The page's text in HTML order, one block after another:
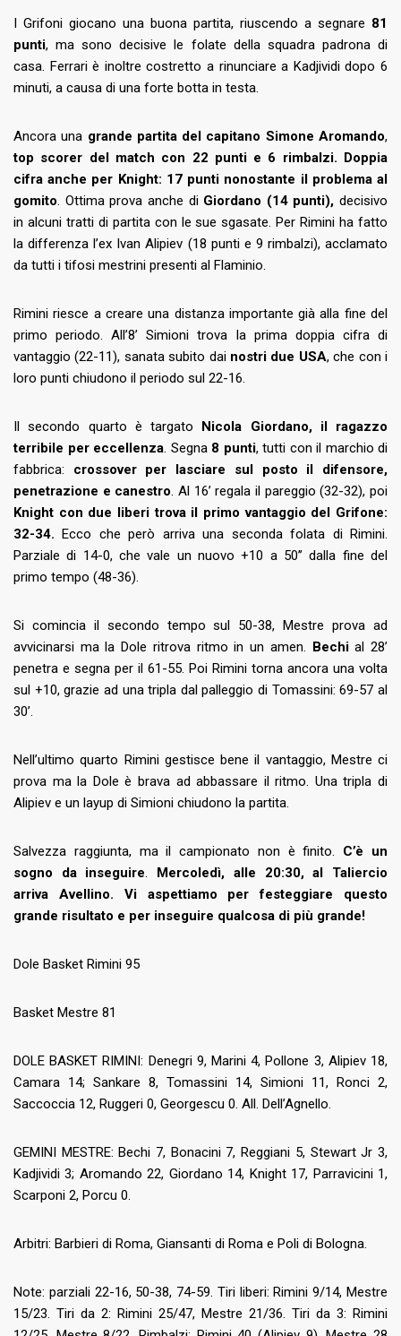
I Grifoni giocano una buona partita, riuscendo a segnare 81
punti, ma sono decisive le folate della squadra padrona di
casa. Ferrari è inoltre costretto a rinunciare a Kadjividi dopo 6
minuti, a causa di una forte botta in testa.
Ancora una grande partita del capitano Simone Aromando,
top scorer del match con 22 punti e 6 rimbalzi. Doppia
cifra anche per Knight: 17 punti nonostante il problema al
gomito. Ottima prova anche di Giordano (14 punti), decisivo
in alcuni tratti di partita con le sue sgasate. Per Rimini ha fatto
la differenza l’ex Ivan Alipiev (18 punti e 9 rimbalzi), acclamato
da tutti i tifosi mestrini presenti al Flaminio.
Rimini riesce a creare una distanza importante già alla fine del
primo periodo. All’8’ Simioni trova la prima doppia cifra di
vantaggio (22-11), sanata subito dai nostri due USA, che con i
loro punti chiudono il periodo sul 22-16.
Il secondo quarto è targato Nicola Giordano, il ragazzo
terribile per eccellenza. Segna 8 punti, tutti con il marchio di
fabbrica: crossover per lasciare sul posto il difensore,
penetrazione e canestro. Al 16’ regala il pareggio (32-32), poi
Knight con due liberi trova il primo vantaggio del Grifone:
32-34. Ecco che però arriva una seconda folata di Rimini.
Parziale di 14-0, che vale un nuovo +10 a 50’’ dalla fine del
primo tempo (48-36).
Si comincia il secondo tempo sul 50-38, Mestre prova ad
avvicinarsi ma la Dole ritrova ritmo in un amen. Bechial 28’
penetra e segna per il 61-55. Poi Rimini torna ancora una volta
sul +10, grazie ad una tripla dal palleggio di Tomassini: 69-57 al
30’.
Nell’ultimo quarto Rimini gestisce bene il vantaggio, Mestre ci
prova ma la Dole è brava ad abbassare il ritmo. Una tripla di
Alipiev e un layup di Simioni chiudono la partita.
Salvezza raggiunta, ma il campionato non è finito. C’è un
sogno da inseguire. Mercoledì, alle 20:30, al Taliercio
arriva Avellino. Vi aspettiamo per festeggiare questo
grande risultato e per inseguire qualcosa di più grande!
Dole Basket Rimini 95
Basket Mestre 81
DOLE BASKET RIMINI: Denegri 9, Marini 4, Pollone 3, Alipiev 18,
Camara 14; Sankare 8, Tomassini 14, Simioni 11, Ronci 2,
Saccoccia 12, Ruggeri 0, Georgescu 0. All. Dell’Agnello.
GEMINI MESTRE: Bechi 7, Bonacini 7, Reggiani 5, Stewart Jr 3,
Kadjividi 3; Aromando 22, Giordano 14, Knight 17, Parravicini 1,
Scarponi 2, Porcu 0.
Arbitri: Barbieri di Roma, Giansanti di Roma e Poli di Bologna.
Note: parziali 22-16, 50-38, 74-59. Tiri liberi: Rimini 9/14, Mestre
15/23. Tiri da 2: Rimini 25/47, Mestre 21/36. Tiri da 3: Rimini